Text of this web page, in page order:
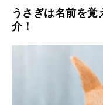
うさぎは名前を覚
介！